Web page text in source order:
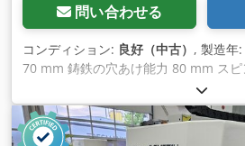
問い合わせる
コンディション: 良好（中古） , 製造年:
70 mm 鋳鉄の穴あけ能力 80 mm ス
軸投影 400 mm 主軸ストローク 240
速度範囲 無段階可変 45 - 1325 rpm 5
0.28、0.4 mm/rev テーブルサイズ